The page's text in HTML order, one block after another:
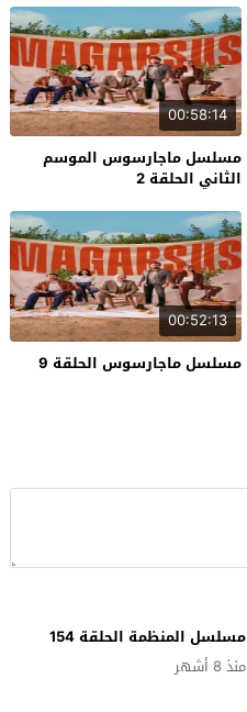
00:58:14
مسلسل ماجارسوس الموسم
الثاني الحلقة 2
00:52:13
مسلسل ماجارسوس الحلقة 9
مسلسل المنظمة الحلقة 154
منذ 8 أشهر